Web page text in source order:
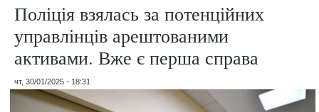
Поліція взялась за потенційних
управлінців арештованими
активами. Вже є перша справа
чт, 30/01/2025 - 18:31